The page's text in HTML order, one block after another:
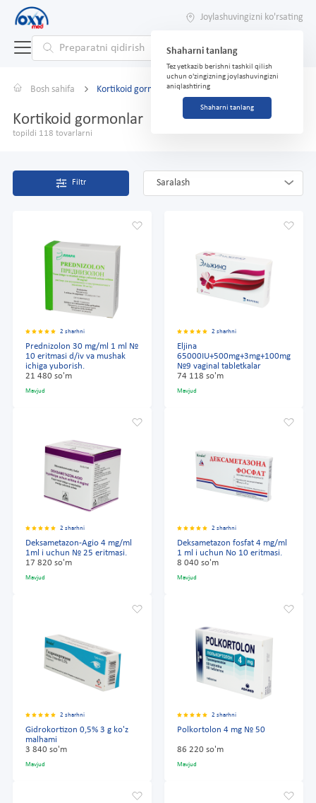
Joylashuvingizni ko'rsating
Shaharni tanlang
Tez yetkazib berishni tashkil qilish
uchun o'zingizning joylashuvingizni
aniqlashtiring
Shaharni tanlang
Bosh sahifa Kortikoid gormonlar
Kortikoid gormonlar
topildi 118 tovarlarni
Filtr Saralash
2 sharhni
Prednizolon 30 mg/ml 1 ml №
10 eritmasi d/iv va mushak
ichiga yuborish.
21 480 so'm
Mavjud
2 sharhni
Eljina
65000IU+500mg+3mg+100mg
№9 vaginal tabletkalar
74 118 so'm
Mavjud
2 sharhni
Deksametazon-Agio 4 mg/ml
1ml i uchun № 25 eritmasi.
17 820 so'm
Mavjud
2 sharhni
Deksametazon fosfat 4 mg/ml
1 ml i uchun No 10 eritmasi.
8 040 so'm
Mavjud
2 sharhni
Gidrokortizon 0,5% 3 g ko'z
malhami
3 840 so'm
Mavjud
2 sharhni
Polkortolon 4 mg № 50
86 220 so'm
Mavjud